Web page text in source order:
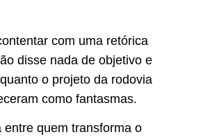
com uma retórica
disse nada de objetivo e
o projeto da rodovia
como fantasmas.
entre quem transforma o